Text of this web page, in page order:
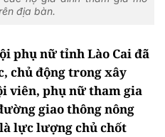
địa bàn.
phụ nữ tỉnh Lào Cai đã
chủ động trong xây
viên, phụ nữ tham gia
giao thông nông
lực lượng chủ chốt